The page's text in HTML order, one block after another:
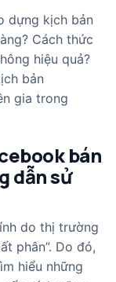
dựng kịch bản
Cách thức
hiệu quả?
bản
gia trong
bán
dẫn sử
do thị trường
phân”. Do đó,
hiểu những